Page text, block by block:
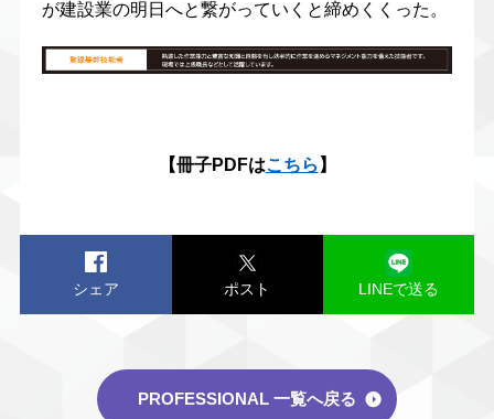
が建設業の明日へと繋がっていくと締めくくった。
【冊子PDFはこちら 】
シェア ポスト LINEで送る
PROFESSIONAL 一覧へ戻る